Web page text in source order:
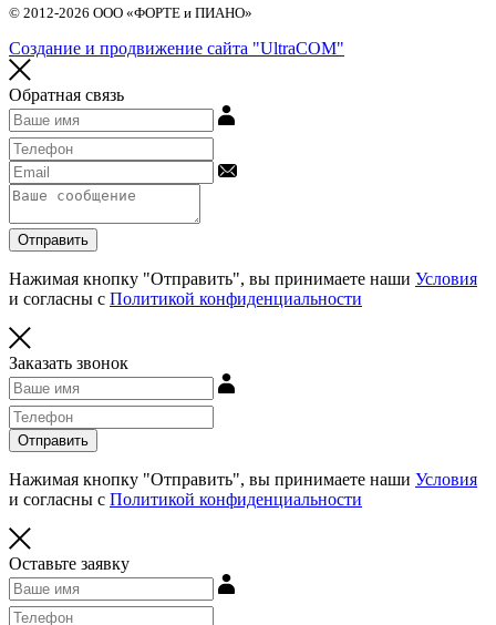
© 2012-2026 ООО «ФОРТЕ и ПИАНО»
Создание и продвижение сайта "UltraCOM"
Обратная связь
Отправить
Нажимая кнопку "Отправить", вы принимаете наши Условия
и согласны с Политикой конфиденциальности
Заказать звонок
Отправить
Нажимая кнопку "Отправить", вы принимаете наши Условия
и согласны с Политикой конфиденциальности
Оставьте заявку